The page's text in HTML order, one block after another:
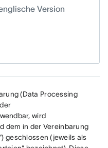
Version
(Data Processing
wird
dem in der Vereinbarung
geschlossen (jeweils als